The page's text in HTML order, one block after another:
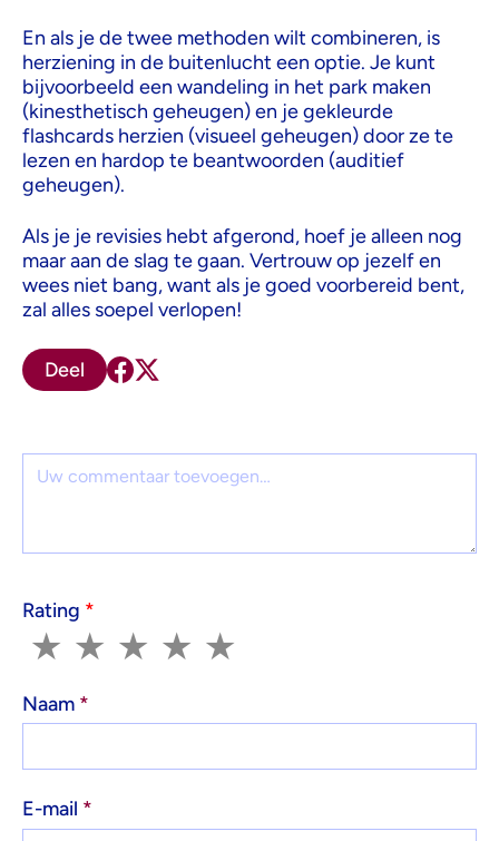
En als je de twee methoden wilt combineren, is
herziening in de buitenlucht een optie. Je kunt
bijvoorbeeld een wandeling in het park maken
(kinesthetisch geheugen) en je gekleurde
flashcards herzien (visueel geheugen) door ze te
lezen en hardop te beantwoorden (auditief
geheugen).
Als je je revisies hebt afgerond, hoef je alleen nog
maar aan de slag te gaan. Vertrouw op jezelf en
wees niet bang, want als je goed voorbereid bent,
zal alles soepel verlopen!
Deel
Reactie
Rating *
1
★ 2
★ 3
★ 4
★ 5
★
Naam *
E-mail *